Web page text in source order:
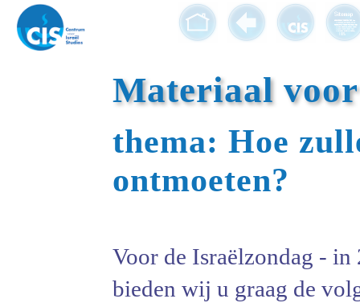
Materiaal
thema: Hoe
ontmoeten?
Voor de Israëlzondag -
bieden wij u graag de